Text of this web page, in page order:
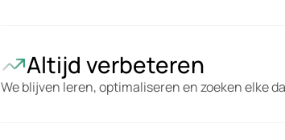
Altijd verbeteren
We blijven leren, optimaliseren en zoeken elke